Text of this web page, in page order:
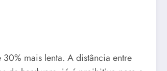
mais lenta. A distância entre